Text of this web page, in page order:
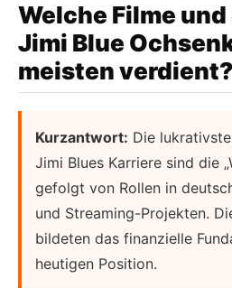
Welche Filme
Jimi Blue
meisten verdient?
Kurzantwort: Die
Jimi Blues Karriere sind die
gefolgt von Rollen in
und Streaming-Projekten.
bildeten das finanzielle
heutigen Position.